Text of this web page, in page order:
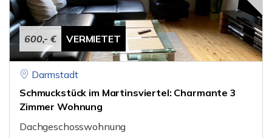
600,- € VERMIETET
Darmstadt
Schmuckstück im Martinsviertel: Charmante 3
Zimmer Wohnung
Dachgeschosswohnung